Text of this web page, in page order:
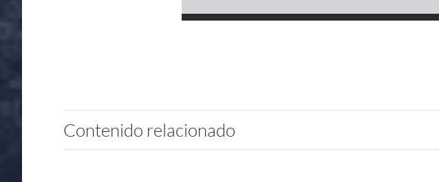
Contenido relacionado